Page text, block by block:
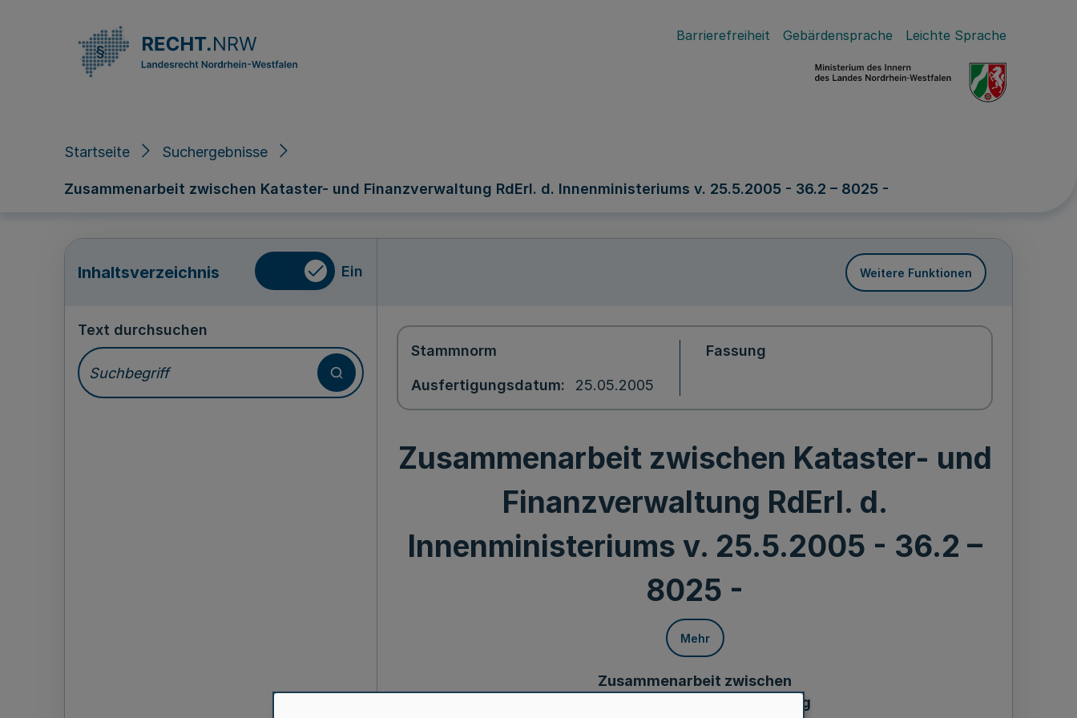
Barrierefreiheit Gebärdensprache Leichte Sprache
Startseite Suchergebnisse
Zusammenarbeit zwischen Kataster- und Finanzverwaltung RdErl. d. Innenministeriums v. 25.5.2005 - 36.2 – 8025 -
Inhaltsverzeichnis Ein Weitere Funktionen
Text durchsuchen
Stammnorm
Ausfertigungsdatum 25.05.2005
Fassung
Zusammenarbeit zwischen Kataster- und
Finanzverwaltung RdErl. d.
Innenministeriums v. 25.5.2005 - 36.2 –
8025 -
Mehr
Zusammenarbeit zwischen
Kataster- und Finanzverwaltung